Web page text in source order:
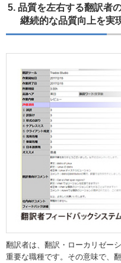
5. 品質を左右する翻訳者
継続的な品質向上を実
翻訳者は、翻訳・ローカリゼー
重要な職種です。その意味で、